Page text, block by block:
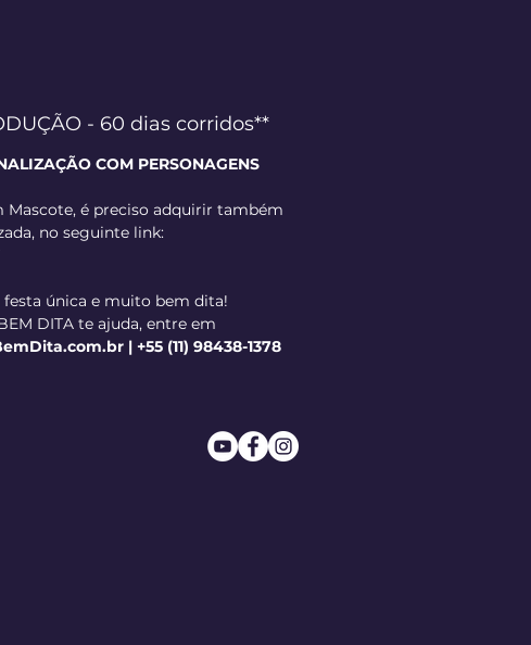
- 60 dias corridos**
COM PERSONAGENS
Mascote, é preciso adquirir também
no seguinte link:
única e muito bem dita!
DITA te ajuda, entre em
| +55 (11) 98438-1378